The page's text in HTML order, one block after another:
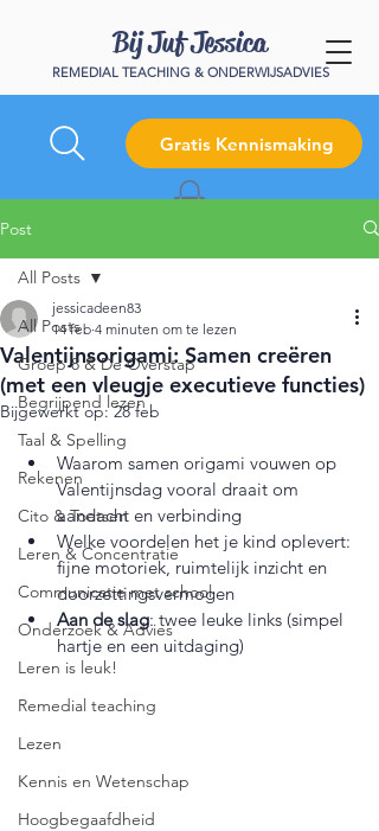
Bij Juf Jessica
REMEDIAL TEACHING & ONDERWIJSADVIES
Gratis Kennismaking
Post
All Posts
Groep 8 & De Overstap
Begrijpend lezen
Taal & Spelling
Rekenen
Cito & Toetsen
Leren & Concentratie
Communicatie met school
Onderzoek & Advies
Leren is leuk!
Remedial teaching
Lezen
Kennis en Wetenschap
Hoogbegaafdheid
All Posts
Valentijnsorigami: Samen creëren
(met een vleugje executieve functies)
jessicadeen83
14 feb 4 minuten om te lezen
Bijgewerkt op:28 feb
Waarom samen origami vouwen op
Valentijnsdag vooral draait om
aandacht en verbinding
Welke voordelen het je kind oplevert:
fijne motoriek, ruimtelijk inzicht en
doorzettingsvermogen
Aan de slag: twee leuke links (simpel
hartje en een uitdaging)